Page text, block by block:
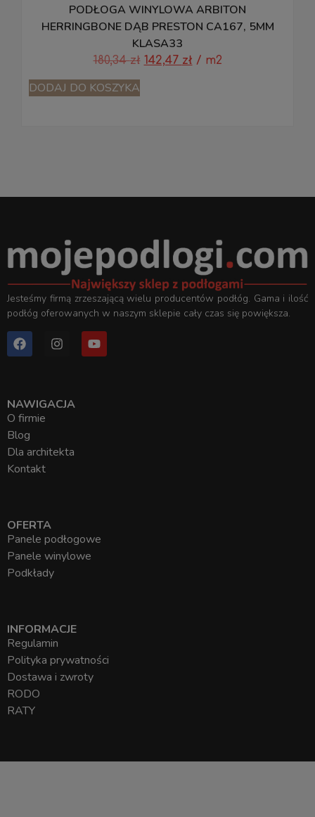
PODŁOGA WINYLOWA ARBITON
HERRINGBONE DĄB PRESTON CA167, 5MM
KLASA33
180,34zł 142,47 zł / m2
DODAJ DO KOSZYKA
Jesteśmy firmą zrzeszającą wielu producentów podłóg. Gama i ilość
podłóg oferowanych w naszym sklepie cały czas się powiększa.
NAWIGACJA
O firmie
Blog
Dla architekta
Kontakt
OFERTA
Panele podłogowe
Panele winylowe
Podkłady
INFORMACJE
Regulamin
Polityka prywatności
Dostawa i zwroty
RODO
RATY